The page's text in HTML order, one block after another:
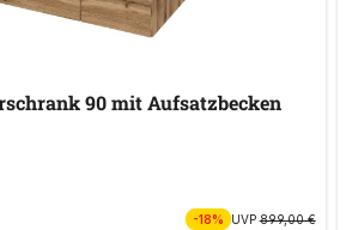
90 mit Aufsatzbecken
-18% UVP899,00 €